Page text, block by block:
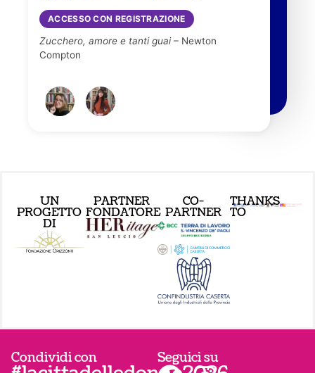
ACCESSO CON REGISTRAZIONE
Zucchero, amore e tanti guai– Newton
Compton
UN
PROGETTO
DI
PARTNER
FONDATORE
CO-
PARTNER
THANKS
TO
Condividi con Seguici su